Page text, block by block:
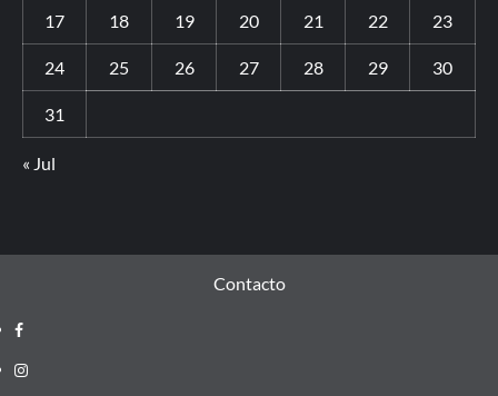
17 18 19 20 21 22 23
24 25 26 27 28 29 30
31
« Jul
Contacto